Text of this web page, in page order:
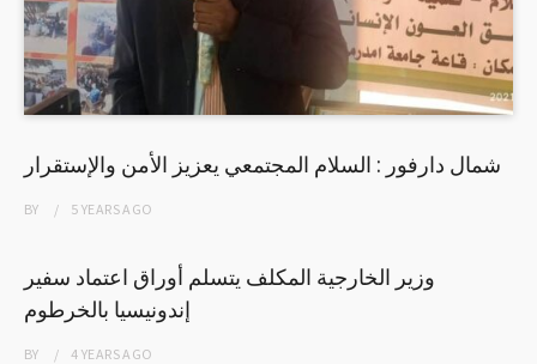
شمال دارفور : السلام المجتمعي يعزيز الأمن والإستقرار
BY 5 YEARSAGO
وزير الخارجية المكلف يتسلم أوراق اعتماد سفير
إندونيسيا بالخرطوم
BY 4 YEARSAGO